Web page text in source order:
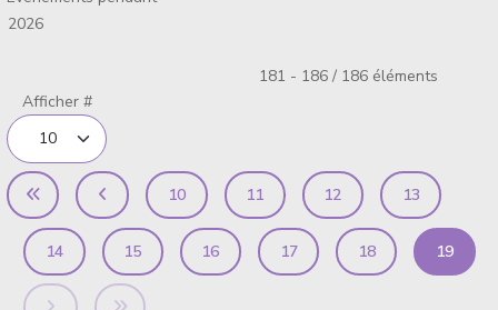
2026
181 - 186 / 186 éléments
Afficher #
10 11 12 13
14 15 16 17 18 19